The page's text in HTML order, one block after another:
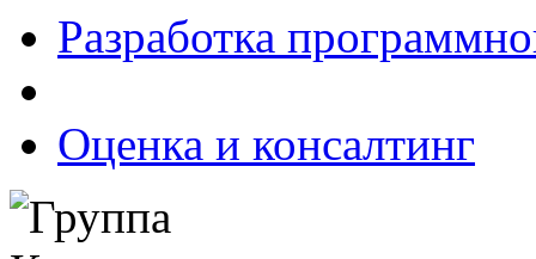
Разработка
Оценка и консалтинг